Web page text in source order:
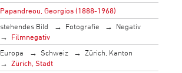
Papandreou, Georgios (1888-1968)
stehendes Bild Fotografie
Negativ
Filmnegativ
Europa Schweiz
Zürich, Kanton
Zürich, Stadt